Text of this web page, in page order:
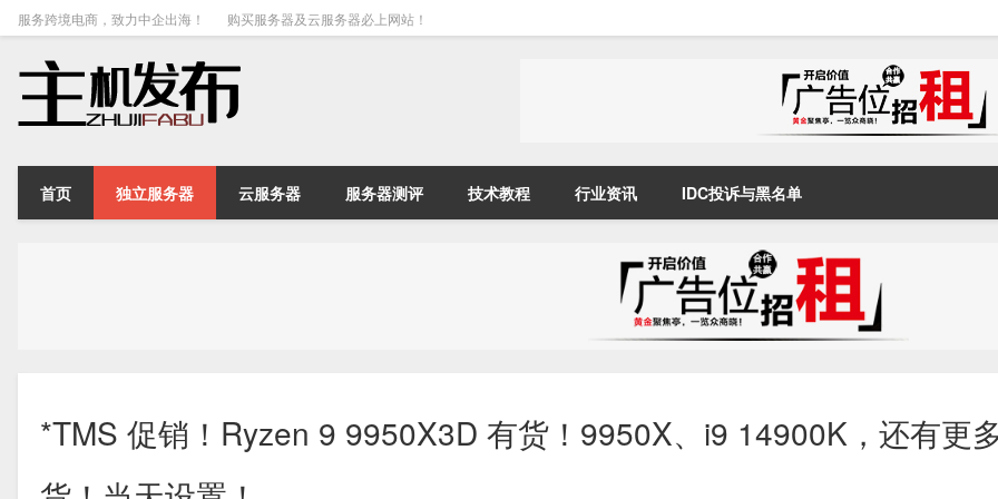
服务跨境电商，致力中企出海！ 购买服务器及云服务器必上网站！
首页 独立服务器 云服务器 服务器测评 技术教程 行业资讯 IDC投诉与黑名单
*TMS 促销！Ryzen 9 9950X3D 有货！9950X、i9 14900K，还有更